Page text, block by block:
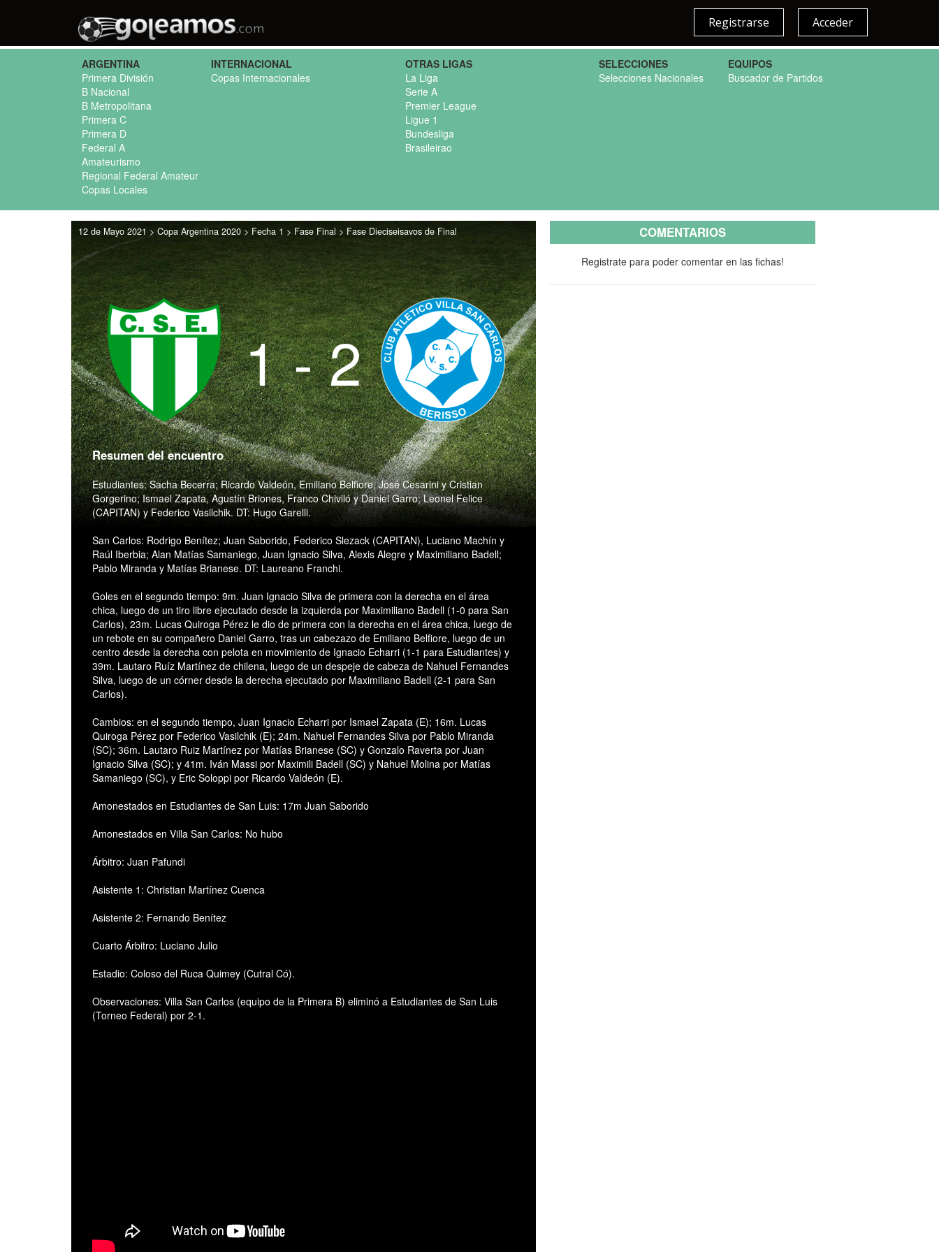
Acceder
Registrarse
ARGENTINA
Primera División
B Nacional
B Metropolitana
Primera C
Primera D
Federal A
Amateurismo
Regional Federal Amateur
Copas Locales
INTERNACIONAL
Copas Internacionales
OTRAS LIGAS
La Liga
Serie A
Premier League
Ligue 1
Bundesliga
Brasileirao
SELECCIONES
Selecciones Nacionales
EQUIPOS
Buscador de Partidos
12 de Mayo 2021 > Copa Argentina 2020 > Fecha 1 > Fase Final > Fase Dieciseisavos de Final
1 - 2
Resumen del encuentro
Estudiantes: Sacha Becerra; Ricardo Valdeón, Emiliano Belfiore, José Cesarini y Cristian
Gorgerino; Ismael Zapata, Agustín Briones, Franco Chiviló y Daniel Garro; Leonel Felice
(CAPITAN) y Federico Vasilchik. DT: Hugo Garelli.
San Carlos: Rodrigo Benítez; Juan Saborido, Federico Slezack (CAPITAN), Luciano Machín y
Raúl Iberbia; Alan Matías Samaniego, Juan Ignacio Silva, Alexis Alegre y Maximiliano Badell;
Pablo Miranda y Matías Brianese. DT: Laureano Franchi.
Goles en el segundo tiempo: 9m. Juan Ignacio Silva de primera con la derecha en el área
chica, luego de un tiro libre ejecutado desde la izquierda por Maximiliano Badell (1-0 para San
Carlos), 23m. Lucas Quiroga Pérez le dio de primera con la derecha en el área chica, luego de
un rebote en su compañero Daniel Garro, tras un cabezazo de Emiliano Belfiore, luego de un
centro desde la derecha con pelota en movimiento de Ignacio Echarri (1-1 para Estudiantes) y
39m. Lautaro Ruíz Martínez de chilena, luego de un despeje de cabeza de Nahuel Fernandes
Silva, luego de un córner desde la derecha ejecutado por Maximiliano Badell (2-1 para San
Carlos).
Cambios: en el segundo tiempo, Juan Ignacio Echarri por Ismael Zapata (E); 16m. Lucas
Quiroga Pérez por Federico Vasilchik (E); 24m. Nahuel Fernandes Silva por Pablo Miranda
(SC); 36m. Lautaro Ruiz Martínez por Matías Brianese (SC) y Gonzalo Raverta por Juan
Ignacio Silva (SC); y 41m. Iván Massi por Maximili Badell (SC) y Nahuel Molina por Matías
Samaniego (SC), y Eric Soloppi por Ricardo Valdeón (E).
Amonestados en Estudiantes de San Luis: 17m Juan Saborido
Amonestados en Villa San Carlos: No hubo
Árbitro: Juan Pafundi
Asistente 1: Christian Martínez Cuenca
Asistente 2: Fernando Benítez
Cuarto Árbitro: Luciano Julio
Estadio: Coloso del Ruca Quimey (Cutral Có).
Observaciones: Villa San Carlos (equipo de la Primera B) eliminó a Estudiantes de San Luis
(Torneo Federal) por 2-1.
COMENTARIOS
Registrate para poder comentar en las fichas!